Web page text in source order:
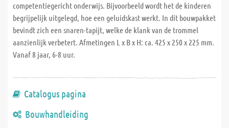
competentiegericht onderwijs. Bijvoorbeeld wordt het de kinderen
begrijpelijk uitgelegd, hoe een geluidskast werkt. In dit bouwpakket
bevindt zich een snaren-tapijt, welke de klank van de trommel
aanzienlijk verbetert. Afmetingen L x B x H: ca. 425 x 250 x 225 mm.
Vanaf 8 jaar, 6-8 uur.
Catalogus pagina
Bouwhandleiding